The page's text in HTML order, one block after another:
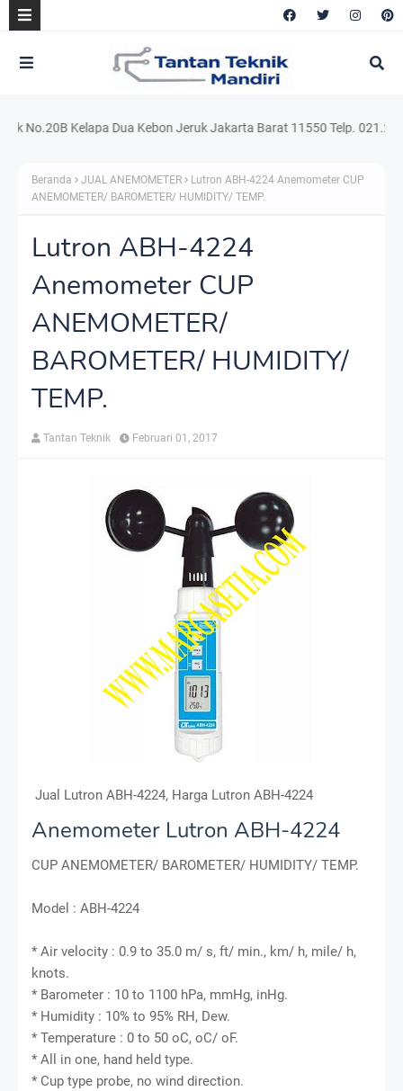
Kelapa Dua Kebon Jeruk Jakarta Barat 11550 Telp.
Beranda JUAL ANEMOMETER
Lutron ABH-4224 Anemometer CUP
ANEMOMETER/ BAROMETER/ HUMIDITY/ TEMP.
Lutron ABH-4224
Anemometer CUP
ANEMOMETER/
BAROMETER/ HUMIDITY/
TEMP.
Tantan Teknik Februari 01, 2017
Jual Lutron ABH-4224, Harga Lutron ABH-4224
Anemometer Lutron ABH-4224
CUP ANEMOMETER/ BAROMETER/ HUMIDITY/ TEMP.
Model : ABH-4224
* Air velocity : 0.9 to 35.0 m/ s, ft/ min., km/ h, mile/ h,
knots.
* Barometer : 10 to 1100 hPa, mmHg, inHg.
* Humidity : 10% to 95% RH, Dew.
* Temperature : 0 to 50 oC, oC/ oF.
* All in one, hand held type.
* Cup type probe, no wind direction.